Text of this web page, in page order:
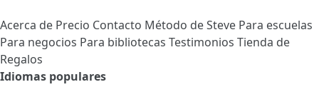
Acerca de Precio Contacto Método de Steve Para escuelas
Para negocios Para bibliotecas Testimonios Tienda de
Regalos
Idiomas populares